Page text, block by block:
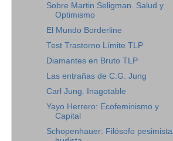
Sobre Martin Seligman. Salud y
Optimismo
El Mundo Borderline
Test Trastorno Límite TLP
Diamantes en Bruto TLP
Las entrañas de C.G. Jung
Carl Jung. Inagotable
Yayo Herrero: Ecofeminismo y
Capital
Schopenhauer: Filósofo pesimista